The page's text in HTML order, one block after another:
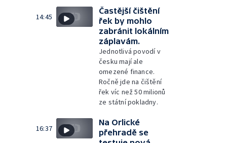
14:45
Častější čištění
řek by mohlo
zabránit lokálním
záplavám.
Jednotlivá povodí v
česku mají ale
omezené finance.
Ročně jde na čištění
řek víc než 50 milionů
ze státní pokladny.
16:37
Na Orlické
přehradě se